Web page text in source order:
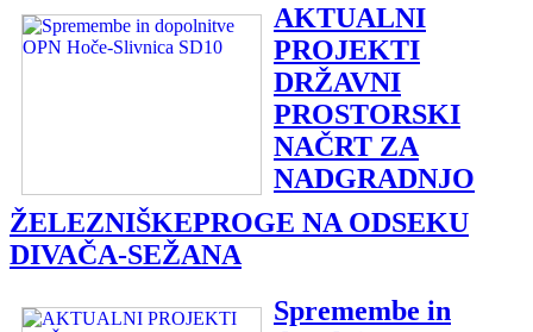
AKTUALNI
PROJEKTI
DRŽAVNI
PROSTORSKI
NAČRT ZA
NADGRADNJO
ŽELEZNIŠKEPROGE NA ODSEKU
DIVAČA-SEŽANA
Spremembe in